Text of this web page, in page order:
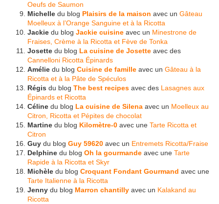
Oeufs de Saumon
Michelle du blog Plaisirs de la maison avec un Gâteau
Moelleux à l’Orange Sanguine et à la Ricotta
Jackie du blog Jackie cuisine avec un Minestrone de
Fraises, Crème à la Ricotta et Fève de Tonka
Josette du blog La cuisine de Josette avec des
Cannelloni Ricotta Épinards
Amélie du blog Cuisine de famille avec un Gâteau à la
Ricotta et à la Pâte de Spéculos
Régis du blog The best recipes avec des Lasagnes aux
Épinards et Ricotta
Céline du blog La cuisine de Silena avec un Moelleux au
Citron, Ricotta et Pépites de chocolat
Martine du blog Kilomètre-0 avec une Tarte Ricotta et
Citron
Guy du blog Guy 59620 avec un Entremets Ricotta/Fraise
Delphine du blog Oh la gourmande avec une Tarte
Rapide à la Ricotta et Skyr
Michèle du blog Croquant Fondant Gourmand avec une
Tarte Italienne à la Ricotta
Jenny du blog Marron chantilly avec un Kalakand au
Ricotta